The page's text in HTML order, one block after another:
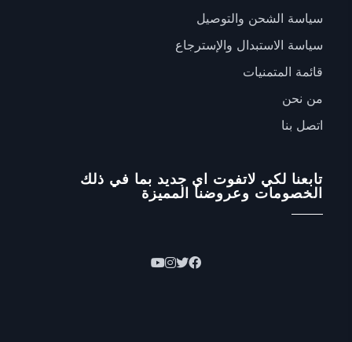
سياسة الشحن والتوصيل
سياسة الاستبدال والإسترجاع
قائمة المتمنيات
من نحن
اتصل بنا
تابعنا لكي لاتفوت اي جديد بما في ذلك
الخصومات وعروضنا المميزة